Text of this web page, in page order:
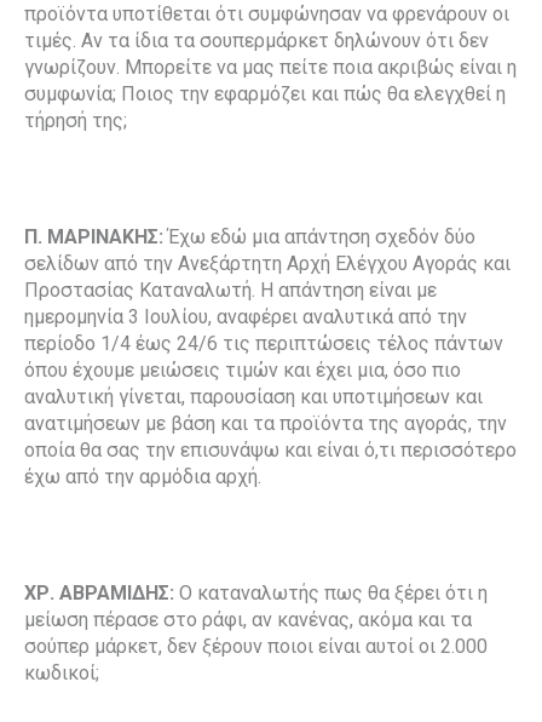
προϊόντα υποτίθεται ότι συμφώνησαν να φρενάρουν οι
τιμές. Αν τα ίδια τα σουπερμάρκετ δηλώνουν ότι δεν
γνωρίζουν. Μπορείτε να μας πείτε ποια ακριβώς είναι η
συμφωνία; Ποιος την εφαρμόζει και πώς θα ελεγχθεί η
τήρησή της;
Π. ΜΑΡΙΝΑΚΗΣ:Έχω εδώ μια απάντηση σχεδόν δύο
σελίδων από την Ανεξάρτητη Αρχή Ελέγχου Αγοράς και
Προστασίας Καταναλωτή. Η απάντηση είναι με
ημερομηνία 3 Ιουλίου, αναφέρει αναλυτικά από την
περίοδο 1/4 έως 24/6 τις περιπτώσεις τέλος πάντων
όπου έχουμε μειώσεις τιμών και έχει μια, όσο πιο
αναλυτική γίνεται, παρουσίαση και υποτιμήσεων και
ανατιμήσεων με βάση και τα προϊόντα της αγοράς, την
οποία θα σας την επισυνάψω και είναι ό,τι περισσότερο
έχω από την αρμόδια αρχή.
ΧΡ. ΑΒΡΑΜΙΔΗΣ: Ο καταναλωτής πως θα ξέρει ότι η
μείωση πέρασε στο ράφι, αν κανένας, ακόμα και τα
σούπερ μάρκετ, δεν ξέρουν ποιοι είναι αυτοί οι 2.000
κωδικοί;